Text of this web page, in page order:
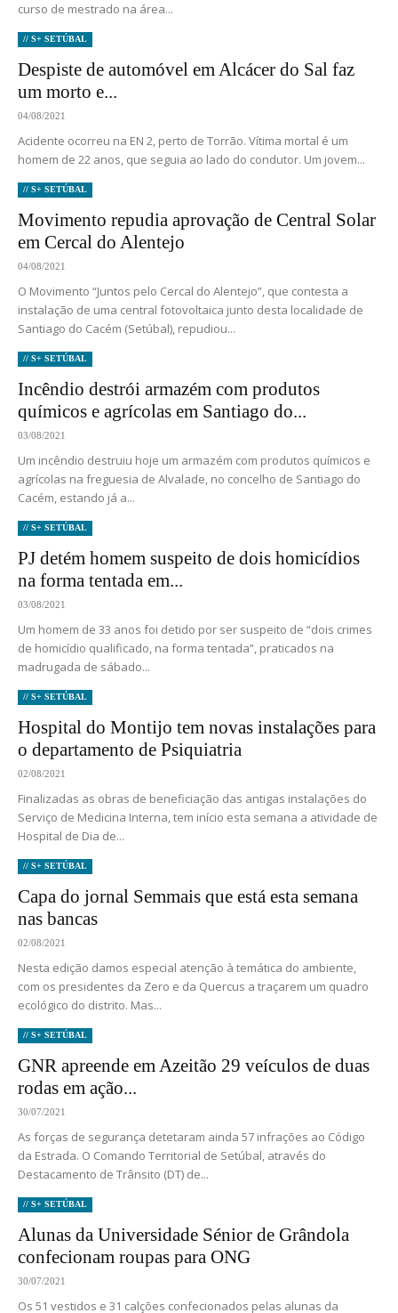
curso de mestrado na área...
// S+ SETÚBAL
Despiste de automóvel em Alcácer do Sal faz
um morto e...
04/08/2021
Acidente ocorreu na EN 2, perto de Torrão. Vítima mortal é um
homem de 22 anos, que seguia ao lado do condutor. Um jovem...
// S+ SETÚBAL
Movimento repudia aprovação de Central Solar
em Cercal do Alentejo
04/08/2021
O Movimento “Juntos pelo Cercal do Alentejo”, que contesta a
instalação de uma central fotovoltaica junto desta localidade de
Santiago do Cacém (Setúbal), repudiou...
// S+ SETÚBAL
Incêndio destrói armazém com produtos
químicos e agrícolas em Santiago do...
03/08/2021
Um incêndio destruiu hoje um armazém com produtos químicos e
agrícolas na freguesia de Alvalade, no concelho de Santiago do
Cacém, estando já a...
// S+ SETÚBAL
PJ detém homem suspeito de dois homicídios
na forma tentada em...
03/08/2021
Um homem de 33 anos foi detido por ser suspeito de “dois crimes
de homicídio qualificado, na forma tentada”, praticados na
madrugada de sábado...
// S+ SETÚBAL
Hospital do Montijo tem novas instalações para
o departamento de Psiquiatria
02/08/2021
Finalizadas as obras de beneficiação das antigas instalações do
Serviço de Medicina Interna, tem início esta semana a atividade de
Hospital de Dia de...
// S+ SETÚBAL
Capa do jornal Semmais que está esta semana
nas bancas
02/08/2021
Nesta edição damos especial atenção à temática do ambiente,
com os presidentes da Zero e da Quercus a traçarem um quadro
ecológico do distrito. Mas...
// S+ SETÚBAL
GNR apreende em Azeitão 29 veículos de duas
rodas em ação...
30/07/2021
As forças de segurança detetaram ainda 57 infrações ao Código
da Estrada. O Comando Territorial de Setúbal, através do
Destacamento de Trânsito (DT) de...
// S+ SETÚBAL
Alunas da Universidade Sénior de Grândola
confecionam roupas para ONG
30/07/2021
Os 51 vestidos e 31 calções confecionados pelas alunas da